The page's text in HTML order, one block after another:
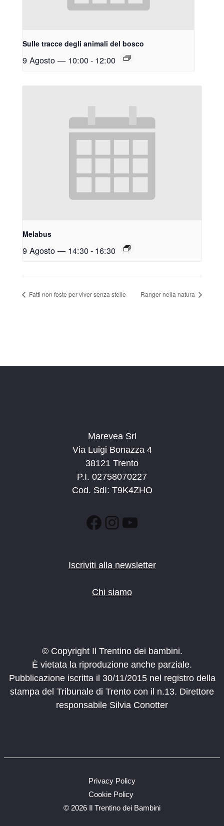
Sulle tracce degli animali del bosco
9 Agosto — 10:00- 12:00
Melabus
9 Agosto — 14:30- 16:30
Fatti non foste per viver senza stelle Ranger nella natura
Marevea Srl
Via Luigi Bonazza 4
38121 Trento
P.I. 02758070227
Cod. SdI: T9K4ZHO
Facebook
Instagram
YouTube
Iscriviti alla newsletter
Chi siamo
© Copyright Il Trentino dei bambini.
È vietata la riproduzione anche parziale.
Pubblicazione iscritta il 30/11/2015 nel registro della
stampa del Tribunale di Trento con il n.13. Direttore
responsabile Silvia Conotter
© 2026 Il Trentino dei Bambini
Privacy Policy
Cookie Policy